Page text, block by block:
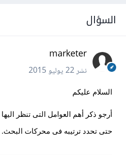
السؤال
marketer
نشر22 يوليو 2015
السلام عليكم
أرجو ذكر أهم العوامل التى تنظر
حتى تحدد ترتيبه فى محركات البحث.